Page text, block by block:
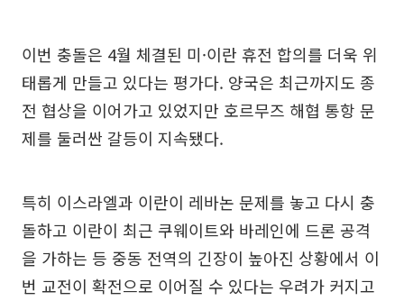
이번 충돌은 4월 체결된 미·이란 휴전 합의를 더욱 위
태롭게 만들고 있다는 평가다. 양국은 최근까지도 종
전 협상을 이어가고 있었지만 호르무즈 해협 통항 문
제를 둘러싼 갈등이 지속됐다.
특히 이스라엘과 이란이 레바논 문제를 놓고 다시 충
돌하고 이란이 최근 쿠웨이트와 바레인에 드론 공격
을 가하는 등 중동 전역의 긴장이 높아진 상황에서 이
번 교전이 확전으로 이어질 수 있다는 우려가 커지고